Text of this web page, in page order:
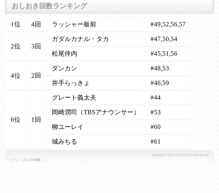
おしおき回数ランキング
1位 4回 ラッシャー板前 #49,52,56,57
2位 3回
ガダルカナル・タカ #47,50,54
松尾伴内 #45,51,56
4位 2回
ダンカン #48,53
井手らっきょ #46,59
6位 1回
グレート義太夫 #44
岡崎潤司（TBSアナウンサー） #53
柳ユーレイ #60
城みちる #61
TAKESHI CASTLE HISTORY MUSEUM.
ホーム > おしおき地獄